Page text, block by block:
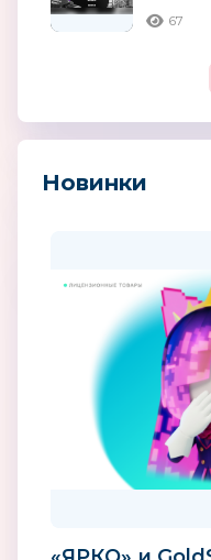
67
Новинки